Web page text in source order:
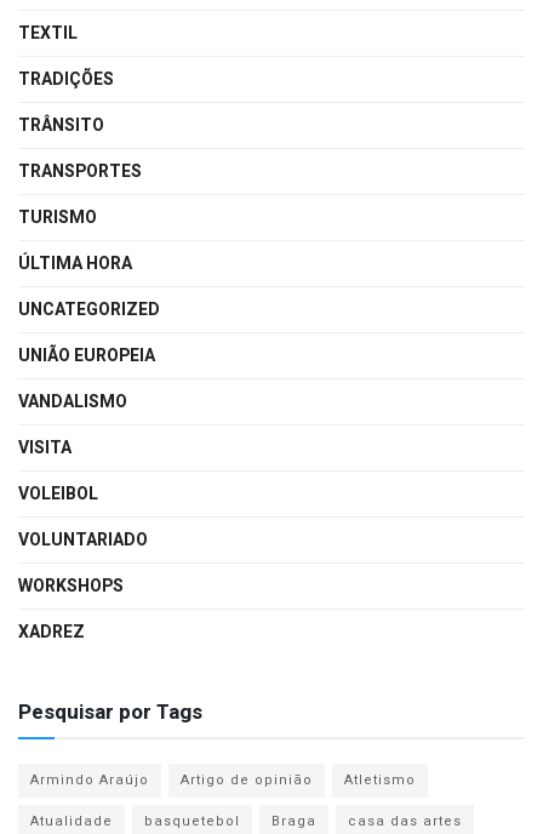
TEXTIL
TRADIÇÕES
TRÂNSITO
TRANSPORTES
TURISMO
ÚLTIMA HORA
UNCATEGORIZED
UNIÃO EUROPEIA
VANDALISMO
VISITA
VOLEIBOL
VOLUNTARIADO
WORKSHOPS
XADREZ
Pesquisar por Tags
Armindo Araújo Artigo de opinião
Atletismo
Atualidade
basquetebol Braga
casa das artes